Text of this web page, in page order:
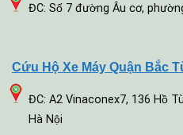
ĐC: Số 7 đường Âu cơ,
Cứu Hộ Xe Máy Quận Bắc
ĐC: A2 Vinaconex7, 136 Hồ
Hà Nội